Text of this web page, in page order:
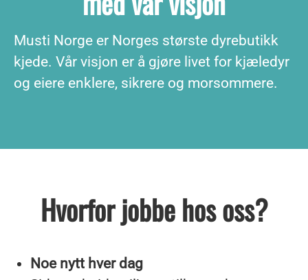
Musti Norge er Norges største dyrebutikk
kjede. Vår visjon er å gjøre livet for kjæledyr
og eiere enklere, sikrere og morsommere.
Hvorfor jobbe hos oss?
Noe nytt hver dag